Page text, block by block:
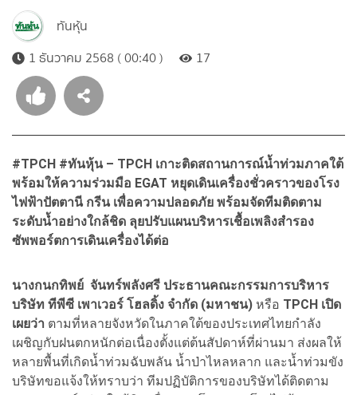
ทันหุ้น
1 ธันวาคม 2568 ( 00:40 )
17
#TPCH #ทันหุ้น – TPCH เกาะติดสถานการณ์น้ำท่วมภาคใต้
พร้อมให้ความร่วมมือ EGAT หยุดเดินเครื่องชั่วคราวของโรง
ไฟฟ้าปัตตานี กรีน เพื่อความปลอดภัย พร้อมจัดทีมติดตาม
ระดับน้ำอย่างใกล้ชิด ลุยปรับแผนบริหารเชื้อเพลิงสำรอง
ซัพพอร์ตการเดินเครื่องได้ต่อ
นางกนกทิพย์ จันทร์พลังศรี ประธานคณะกรรมการบริหาร
บริษัท ทีพีซี เพาเวอร์ โฮลดิ้ง จำกัด (มหาชน) หรือ TPCH เปิด
เผยว่า ตามที่หลายจังหวัดในภาคใต้ของประเทศไทยกำลัง
เผชิญกับฝนตกหนักต่อเนื่องตั้งแต่ต้นสัปดาห์ที่ผ่านมา ส่งผลให้
หลายพื้นที่เกิดน้ำท่วมฉับพลัน น้ำป่าไหลหลาก และน้ำท่วมขัง
บริษัทขอแจ้งให้ทราบว่า ทีมปฏิบัติการของบริษัทได้ติดตาม